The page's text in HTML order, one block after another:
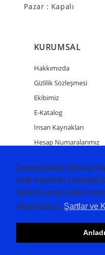
Deneyiminizi daha iyi
web sitesinde çerezleri
ederek çerez
oluyorsunuz Şartlar ve
Pazar : Kapalı
KURUMSAL
Hakkımızda
Gizlilik Sözleşmesi
Ekibimiz
E-Katalog
İnsan Kaynakları
Hesap Numaralarımız
Copyright 2024